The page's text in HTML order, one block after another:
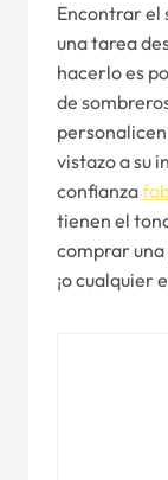
Encontrar el
una tarea
hacerlo es
de
vistazo a su
confianza
tienen el
comprar
¡o cualquier